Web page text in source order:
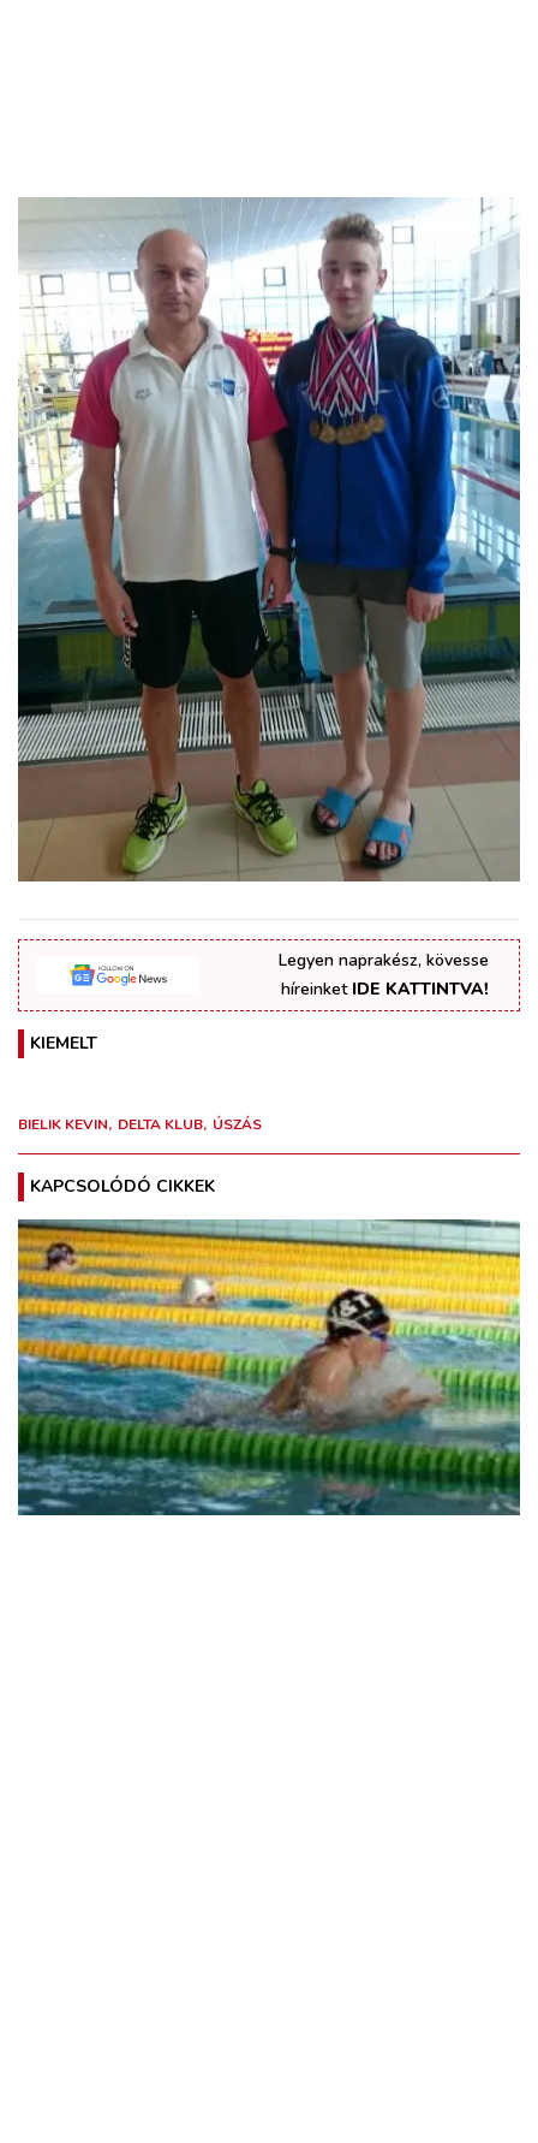
Legyen naprakész, kövesse
híreinket IDE KATTINTVA!
KIEMELT
BIELIK KEVIN DELTA KLUB ÚSZÁS
KAPCSOLÓDÓ CIKKEK